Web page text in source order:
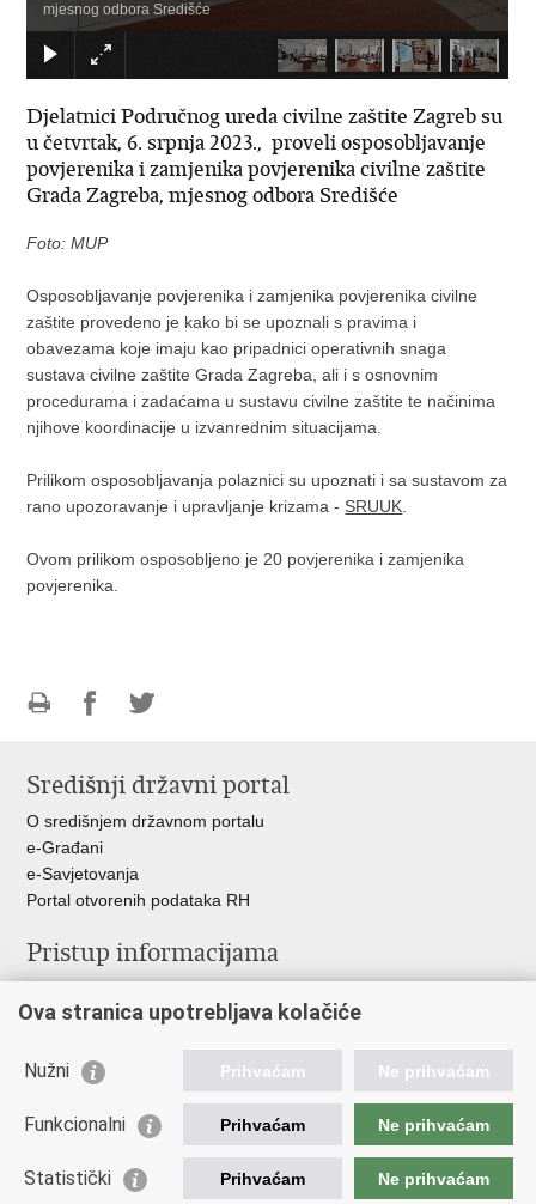
mjesnog odbora Središće
Djelatnici Područnog ureda civilne zaštite Zagreb su
u četvrtak, 6. srpnja 2023., proveli osposobljavanje
povjerenika i zamjenika povjerenika civilne zaštite
Grada Zagreba, mjesnog odbora Središće
Foto: MUP
Osposobljavanje povjerenika i zamjenika povjerenika civilne
zaštite provedeno je kako bi se upoznali s pravima i
obavezama koje imaju kao pripadnici operativnih snaga
sustava civilne zaštite Grada Zagreba, ali i s osnovnim
procedurama i zadaćama u sustavu civilne zaštite te načinima
njihove koordinacije u izvanrednim situacijama.
Prilikom osposobljavanja polaznici su upoznati i sa sustavom za
rano upozoravanje i upravljanje krizama - SRUUK
Ovom prilikom osposobljeno je 20 povjerenika i zamjenika
povjerenika.
FacebookuTwitteru
Središnji državni portal
O središnjem državnom portalu
e-Građani
e-Savjetovanja
Portal otvorenih podataka RH
Pristup informacijama
Savjetovanje
Zapošljavanje
Odnosi s javnošću
Važne poveznice
Ova stranica upotrebljava kolačiće
Nužni Prihvaćam Ne prihvaćam
Funkcionalni Prihvaćam Ne prihvaćam
Statistički Prihvaćam Ne prihvaćam